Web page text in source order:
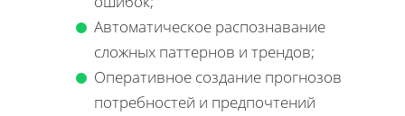
Автоматическое распознавание
сложных паттернов и трендов;
Оперативное создание прогнозов
потребностей и предпочтений